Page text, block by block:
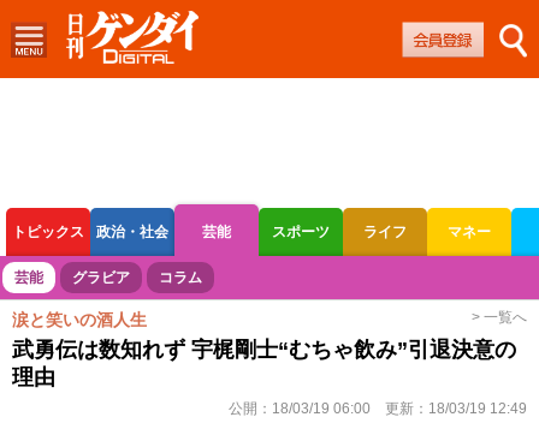
トピックス 政治・社会 芸能 スポーツ ライフ マネー
ボートレース 競輪 オートレース
芸能 グラビア コラム
涙と笑いの酒人生 > 一覧へ
武勇伝は数知れず 宇梶剛士“むちゃ飲み”引退決意の
理由
公開： 18/03/19 06:00 更新： 18/03/19 12:49